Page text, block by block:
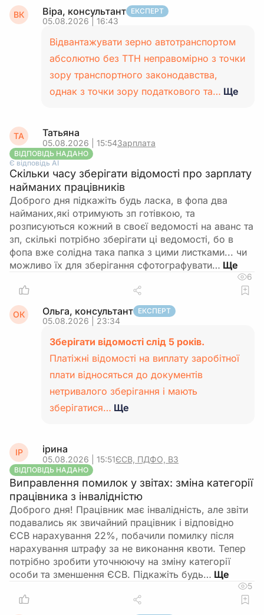
ВК Віра, консультант ЕКСПЕРТ
05.08.2026 | 16:43
Відвантажувати зерно автотранспортом
абсолютно без ТТН неправомірно з точки
зору транспортного законодавства,
однак з точки зору податкового та… Ще
ТА Татьяна
05.08.2026 | 15:54Зарплата
ВІДПОВІДЬ НАДАНО
Є відповідь АІ
Скільки часу зберігати відомості про зарплату
найманих працівників
Доброго дня підкажіть будь ласка, в фопа два
найманих,які отримують зп готівкою, та
розписуються кожний в своєї ведомості на аванс та
зп, скількі потрібно зберігати ці ведомості, бо в
фопа вже солідна така папка з цими листками... чи
можливо їх для зберігання сфотографувати…
6
ОК Ольга, консультант ЕКСПЕРТ
05.08.2026 | 23:34
Зберігати відомості слід 5 років.
Платіжні відомості на виплату заробітної
плати відносяться до документів
нетривалого зберігання і мають
зберігатися… Ще
ІР ірина
05.08.2026 | 15:51ЄСВ, ПДФО, ВЗ
ВІДПОВІДЬ НАДАНО
Виправлення помилок у звітах: зміна категорії
працівника з інвалідністю
Доброго дня! Працівник має інвалідність, але звіти
подавались як звичайний працівник і відповідно
ЄСВ нарахування 22%, побачили помилку після
нарахування штрафу за не виконання квоти. Тепер
потрібно зробити уточнюючу на зміну категорії
особи та зменшення ЄСВ. Підкажіть будь…
5